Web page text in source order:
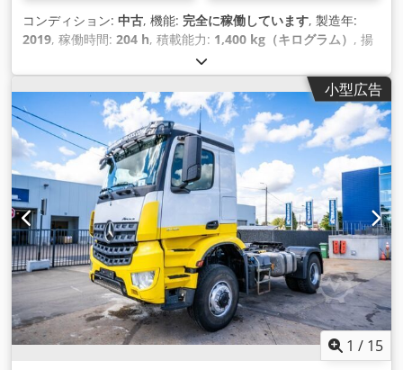
コンディション: 中古, 機能: 完全に稼働しています, 製造年:
2019, 稼働時間: 204 h, 積載能力: 1,400 kg（キログラム） , 揚
1,715 mm
スト型式:トリプレックス, 建設高:2,160 mm, フォークキャリ
ッジ幅:980 mm, フォーク長: 1,200 mm, 駆動方式: Elektro,
小型広告
1 / 15